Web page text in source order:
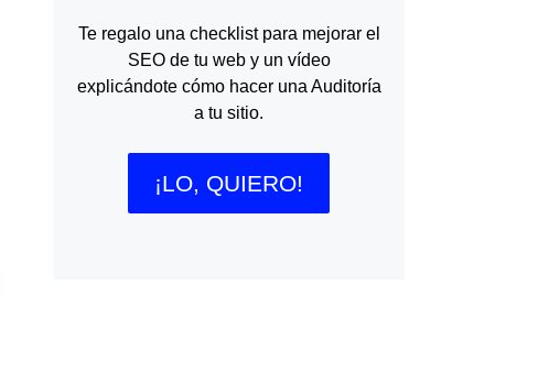
Te regalo una checklist para mejorar el
SEO de tu web y un vídeo
explicándote cómo hacer una Auditoría
a tu sitio.
¡LO, QUIERO!